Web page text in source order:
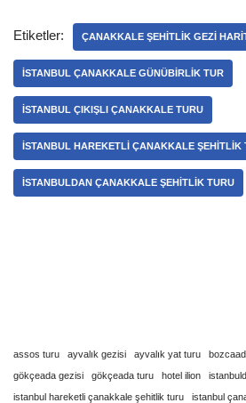
Etiketler: ÇANAKKALE ŞEHITLIK GEZI
ISTANBUL ÇANAKKALE GÜNÜBIRLIK TUR
ISTANBUL ÇIKIŞLI ÇANAKKALE TURU
ISTANBUL HAREKETLI ÇANAKKALE ŞEHITLIK
ISTANBULDAN ÇANAKKALE ŞEHITLIK TURU
assos turu ayvalık gezisi ayvalık yat turu
gökçeada gezisi
gökçeada turu hotel ilion
istanbul hareketli çanakkale şehitlik turu
istanbul